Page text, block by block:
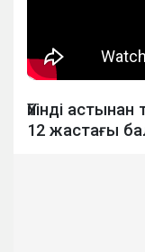
Үйінді
12 жастағы